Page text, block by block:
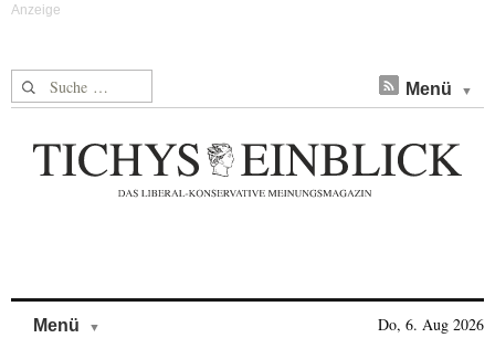
Suche nach: Menü
Menü Do, 6. Aug 2026